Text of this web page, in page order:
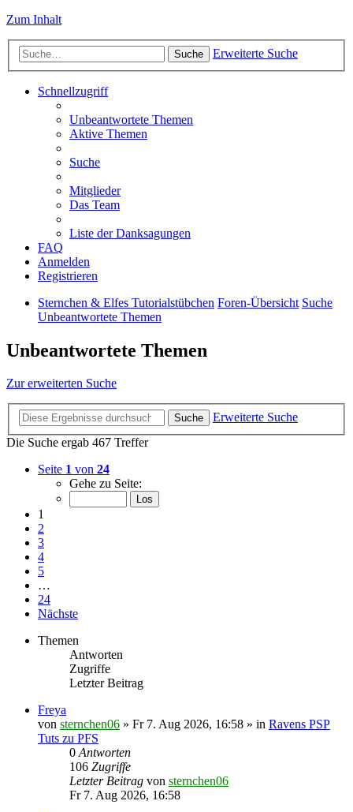
Zum Inhalt
Suche Erweiterte Suche
Schnellzugriff
Unbeantwortete Themen
Aktive Themen
Suche
Mitglieder
Das Team
Liste der Danksagungen
FAQ
Anmelden
Registrieren
Sternchen & Elfes Tutorialstübchen Foren-Übersicht Suche
Unbeantwortete Themen
Unbeantwortete Themen
Zur erweiterten Suche
Suche
Erweiterte Suche
Die Suche ergab 467 Treffer
Seite 1 von 24
Gehe zu Seite:
1
2
3
4
5
…
24
Nächste
Themen
Antworten
Zugriffe
Letzter Beitrag
Freya
von sternchen06 » Fr 7. Aug 2026, 16:58 » in Ravens PSP
Tuts zu PFS
0 Antworten
106 Zugriffe
Letzter Beitrag von sternchen06
Fr 7. Aug 2026, 16:58